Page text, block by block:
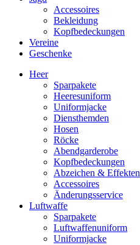
Accessoires
Bekleidung
Kopfbedeckungen
Vereine
Geschenke
Heer
Sparpakete
Heeresuniform
Uniformjacke
Diensthemden
Hosen
Röcke
Abendgarderobe
Kopfbedeckungen
Abzeichen & Effekten
Accessoires
Änderungsservice
Luftwaffe
Sparpakete
Luftwaffenuniform
Uniformjacke